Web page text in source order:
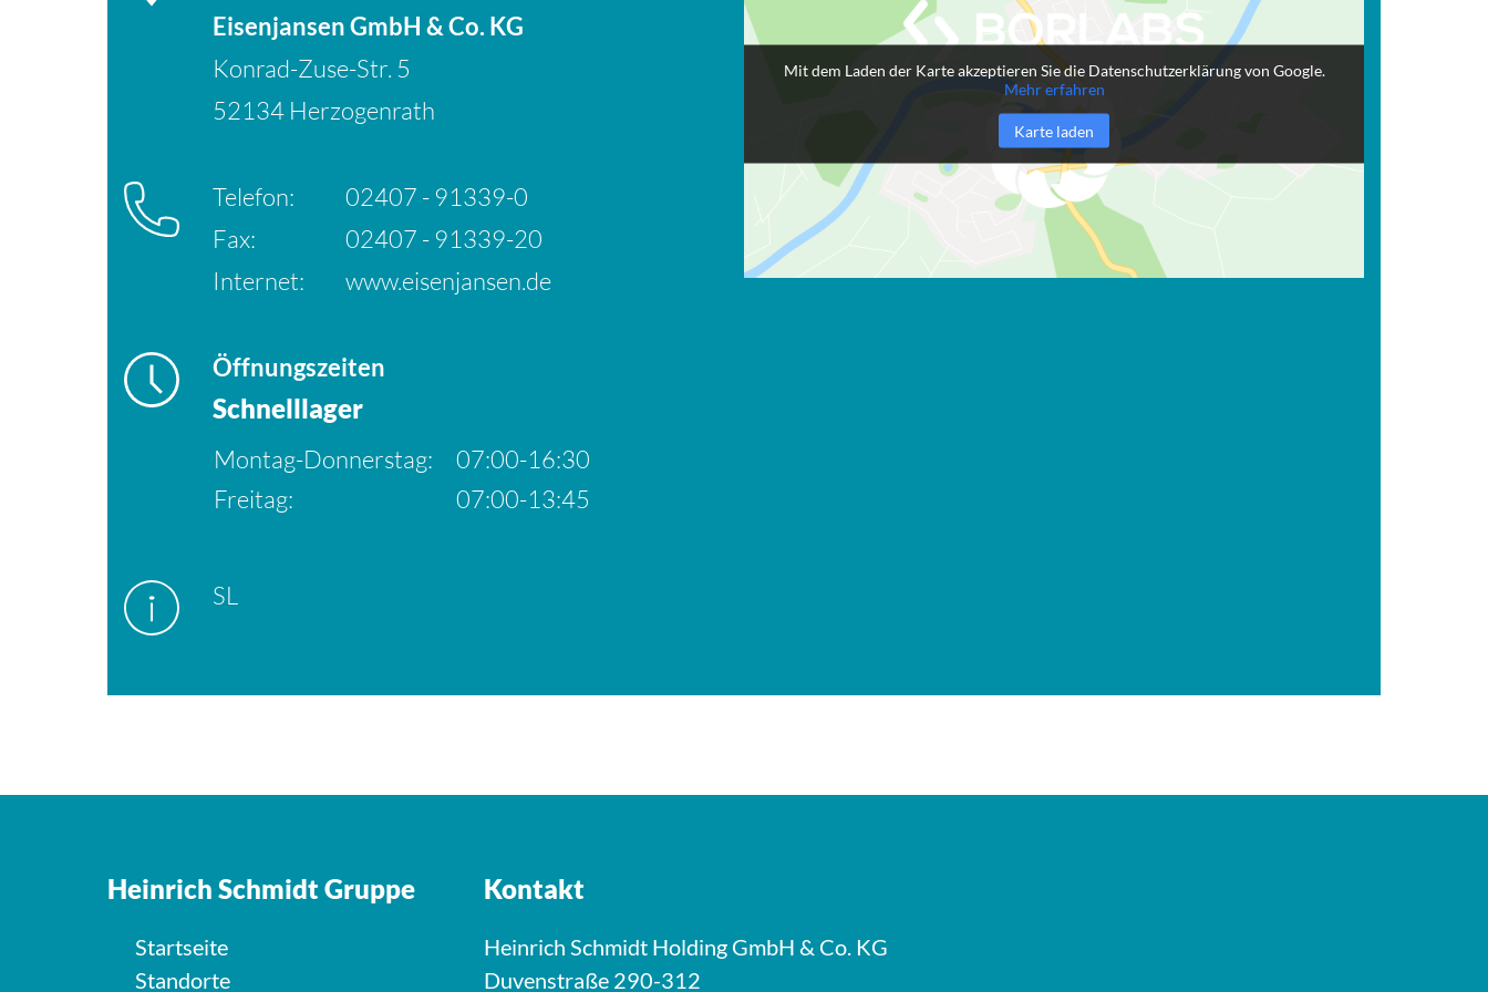
Eisenjansen GmbH & Co. KG
Konrad-Zuse-Str. 5
52134 Herzogenrath
Telefon:
02407 - 91339-0
Fax:
02407 - 91339-20
Internet:
www.eisenjansen.de
Öffnungszeiten
Schnelllager
Montag-Donnerstag:
07:00-16:30
Freitag:
07:00-13:45
SL
Mit dem Laden der Karte akzeptieren Sie die Datenschutzerklärung von Google.
Mehr erfahren
Karte laden
Heinrich Schmidt Gruppe
Startseite
Standorte
Kontakt
Heinrich Schmidt Holding GmbH & Co. KG
Duvenstraße 290-312